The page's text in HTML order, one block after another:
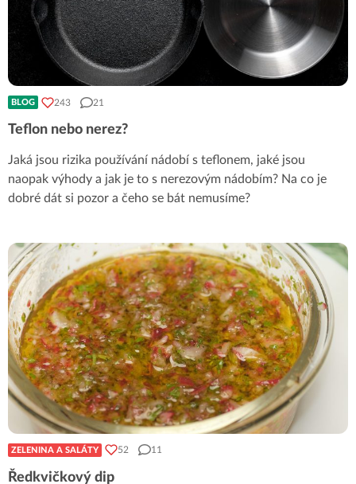
BLOG 243 21
Teflon nebo nerez?
Jaká jsou rizika používání nádobí s teflonem, jaké jsou
naopak výhody a jak je to s nerezovým nádobím? Na co je
dobré dát si pozor a čeho se bát nemusíme?
ZELENINA A SALÁTY 52 11
Ředkvičkový dip